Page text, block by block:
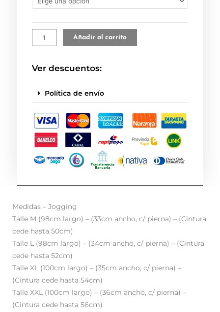
azul
cantidad
Añadir al carrito
Ver descuentos:
Política de envío
Medidas – Jogging
Talle M (98cm largo) – (33cm ancho, c/ pierna) – (Cintura
cede hasta 50cm)
Talle L (98cm largo) – (34cm ancho, c/ pierna) – (Cintura
cede hasta 52cm)
Talle XL (100cm largo) – (35cm ancho, c/ pierna) –
(Cintura cede hasta 54cm)
Talle XXL (100cm largo) – (36cm ancho, c/ pierna) –
(Cintura cede hasta 56cm)